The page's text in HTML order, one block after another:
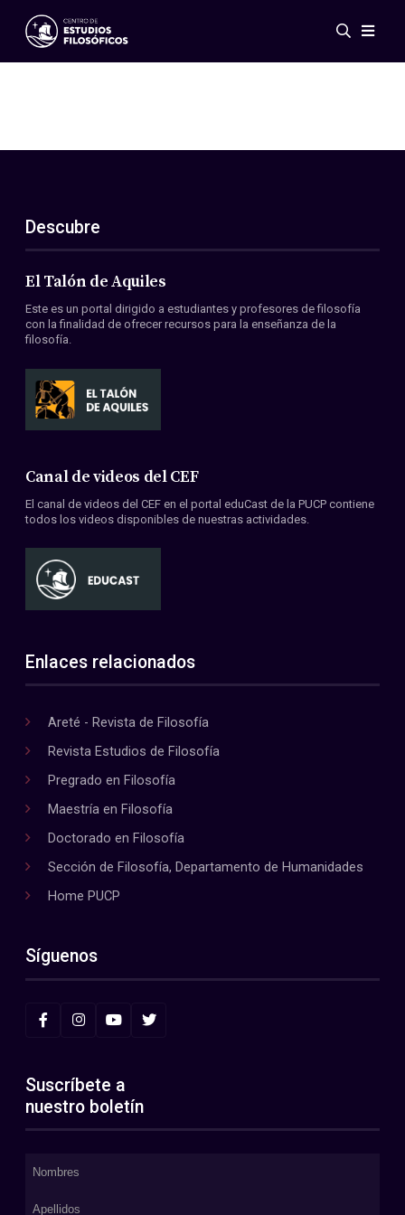
Eventos
ES
EN
Acerca de nosotros
Miembros
Convenios
Descubre
El Talón de Aquiles
Este es un portal dirigido a estudiantes y profesores de filosofía
con la finalidad de ofrecer recursos para la enseñanza de la
filosofía.
Canal de videos del CEF
El canal de videos del CEF en el portal eduCast de la PUCP contiene
todos los videos disponibles de nuestras actividades.
Enlaces relacionados
Areté - Revista de Filosofía
Revista Estudios de Filosofía
Pregrado en Filosofía
Maestría en Filosofía
Doctorado en Filosofía
Sección de Filosofía, Departamento de Humanidades
Home PUCP
Síguenos
Suscríbete a
nuestro boletín